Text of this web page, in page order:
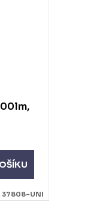
37808-UNI